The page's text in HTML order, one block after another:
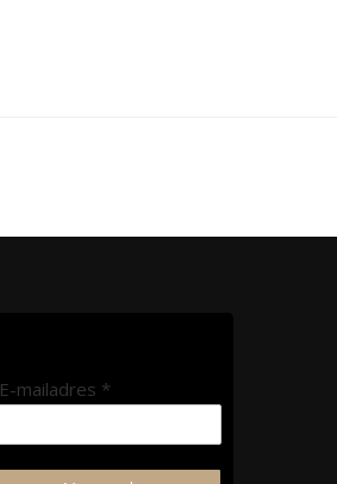
E-mailadres *